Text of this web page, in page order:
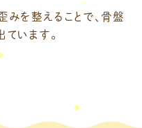
みを整えることで、骨盤
います。